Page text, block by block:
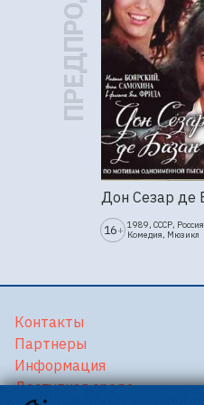
16+ 1989, СССР, Россия
Комедия, Мюзикл
Контакты
Партнеры
Информация
Доступная среда